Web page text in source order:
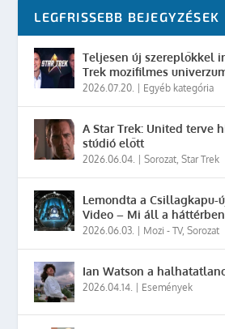
LEGFRISSEBB BEJEGYZÉSEK
Teljesen új szereplőkkel
Trek mozifilmes
2026.07.20. Egyéb kategória
A Star Trek: United terve
stúdió előtt
2026.06.04. |Sorozat,Star Trek
Lemondta a Csillagkapu-
Video – Mi áll a
2026.06.03. Mozi - TV,Sorozat
Ian Watson a
2026.04.14. Események